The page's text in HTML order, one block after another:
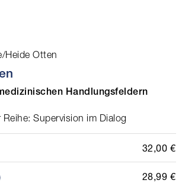
Heide Otten
Handlungsfeldern
Reihe: Supervision im Dialog
32,00 €
28,99 €